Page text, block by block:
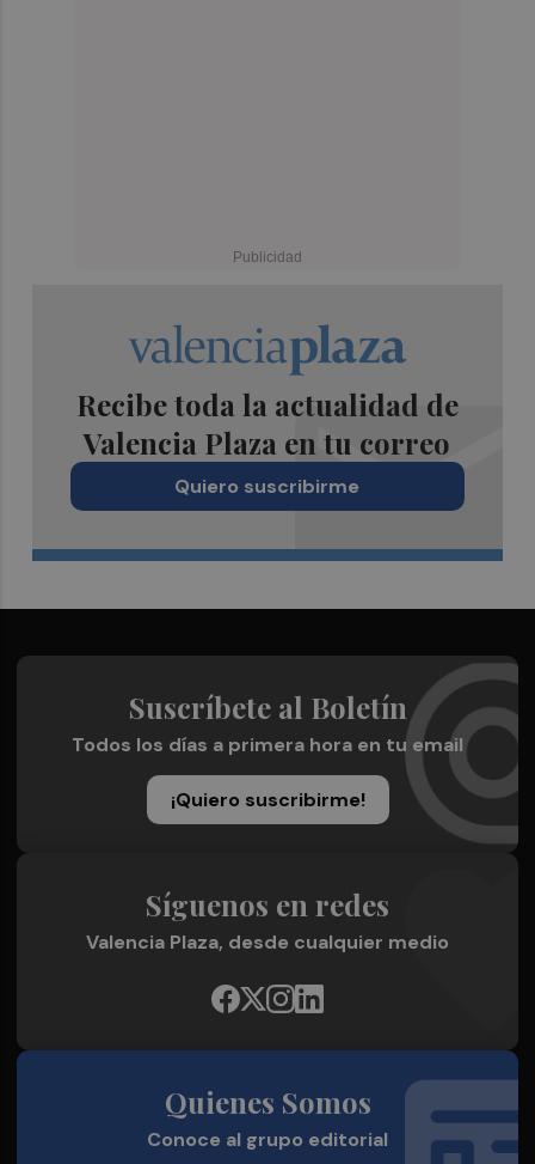
Recibe toda la actualidad de
Valencia Plaza en tu correo
Quiero suscribirme
Suscríbete al Boletín
Todos los días a primera hora en tu email
¡Quiero suscribirme!
Síguenos en redes
Valencia Plaza, desde cualquier medio
Quienes Somos
Conoce al grupo editorial